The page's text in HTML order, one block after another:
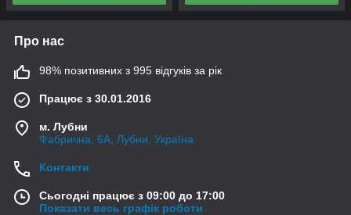
Про нас
98% позитивних з 995 відгуків за рік
Працює з 30.01.2016
м. Лубни
Фабрична, 6А, Лубни, Україна
Контакти
Сьогодні працює з 09:00 до 17:00
Показати весь графік роботи